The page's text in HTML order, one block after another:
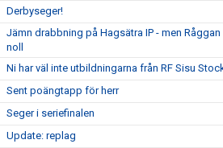
Derbyseger!
Jämn drabbning på Hagsätra IP - men
noll
Ni har väl inte utbildningarna från RF Sisu
Sent poängtapp för herr
Seger i seriefinalen
Update: replag